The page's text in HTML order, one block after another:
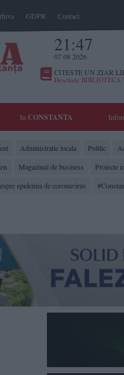
GDPR Contact
21:47
07 08 2026
CITESTE UN ZIAR
Deschide
In CONSTANTA
Administratie locala Politic
Magazinul de business Proiecte
epidemia de coronavirus